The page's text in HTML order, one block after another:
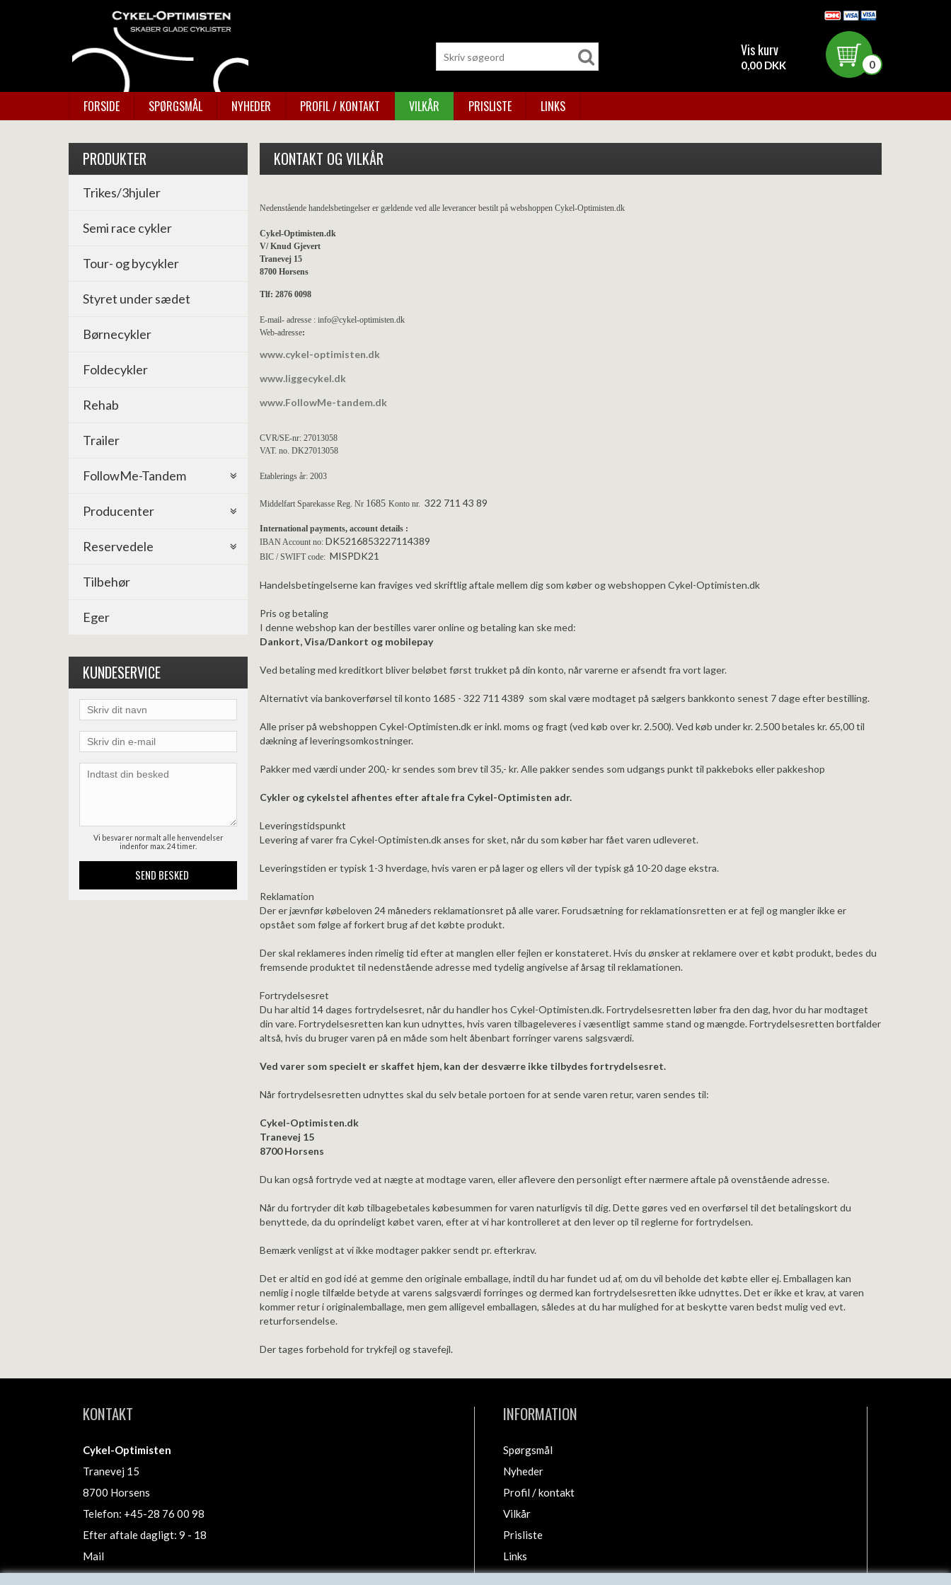
Vis kurv
0
0,00 DKK
FORSIDE SPØRGSMÅL NYHEDER PROFIL / KONTAKT VILKÅR PRISLISTE LINKS
PRODUKTER
Trikes/3hjuler
Semi race cykler
Tour- og bycykler
Styret under sædet
Børnecykler
Foldecykler
Rehab
Trailer
FollowMe-Tandem
Producenter
Reservedele
Tilbehør
Eger
KUNDESERVICE
Vi besvarer normalt alle henvendelser
indenfor max. 24 timer.
KONTAKT OG VILKÅR
Nedenstående handelsbetingelser er gældende ved alle leverancer bestilt på webshoppen Cykel-Optimisten.dk
Cykel-Optimisten.dk
V/ Knud Gjevert
Tranevej 15
8700 Horsens
Tlf: 2876 0098
E-mail- adresse : info@cykel-optimisten.dk
Web-adresse:
www.cykel-optimisten.dk
www.liggecykel.dk
www.FollowMe-tandem.dk
CVR/SE-nr: 27013058
VAT. no. DK27013058
Etablerings år: 2003
Middelfart Sparekasse Reg. Nr 1685Konto nr.322 711 43 89
International payments, account details :
IBAN Account no: DK5216853227114389
BIC /SWIFT code: MISPDK21
Handelsbetingelserne kan fraviges ved skriftlig aftale mellem dig som køber og webshoppen Cykel-Optimisten.dk
Pris og betaling
I denne webshop kan der bestilles varer online og betaling kan ske med:
Dankort, Visa/Dankort og mobilepay
Ved betaling med kreditkort bliver beløbet først trukket på din konto, når varerne er afsendt fra vort lager.
Alternativt via bankoverførsel til konto 1685 - 322 711 4389 som skal være modtaget på sælgers bankkonto senest 7 dage efter bestilling.
Alle priser på webshoppen Cykel-Optimisten.dk er inkl. moms og fragt (ved køb over kr. 2.500). Ved køb under kr. 2.500 betales kr. 65,00 til
dækning af leveringsomkostninger.
Pakker med værdi under 200,- kr sendes som brev til 35,- kr. Alle pakker sendes som udgangs punkt til pakkeboks eller pakkeshop
Cykler og cykelstel afhentes efter aftale fra Cykel-Optimisten adr.
Leveringstidspunkt
Levering af varer fra Cykel-Optimisten.dk anses for sket, når du som køber har fået varen udleveret.
Leveringstiden er typisk 1-3 hverdage, hvis varen er på lager og ellers vil der typisk gå 10-20 dage ekstra.
Reklamation
Der er jævnfør købeloven 24 måneders reklamationsret på alle varer. Forudsætning for reklamationsretten er at fejl og mangler ikke er
opstået som følge af forkert brug af det købte produkt.
Der skal reklameres inden rimelig tid efter at manglen eller fejlen er konstateret. Hvis du ønsker at reklamere over et købt produkt, bedes du
fremsende produktet til nedenstående adresse med tydelig angivelse af årsag til reklamationen.
Fortrydelsesret
Du har altid 14 dages fortrydelsesret, når du handler hos Cykel-Optimisten.dk. Fortrydelsesretten løber fra den dag, hvor du har modtaget
din vare. Fortrydelsesretten kan kun udnyttes, hvis varen tilbageleveres i væsentligt samme stand og mængde. Fortrydelsesretten bortfalder
altså, hvis du bruger varen på en måde som helt åbenbart forringer varens salgsværdi.
Ved varer som specielt er skaffet hjem, kan der desværre ikke tilbydes fortrydelsesret.
Når fortrydelsesretten udnyttes skal du selv betale portoen for at sende varen retur, varen sendes til:
Cykel-Optimisten.dk
Tranevej 15
8700 Horsens
Du kan også fortryde ved at nægte at modtage varen, eller aflevere den personligt efter nærmere aftale på ovenstående adresse.
Når du fortryder dit køb tilbagebetales købesummen for varen naturligvis til dig. Dette gøres ved en overførsel til det betalingskort du
benyttede, da du oprindeligt købet varen, efter at vi har kontrolleret at den lever op til reglerne for fortrydelsen.
Bemærk venligst at vi ikke modtager pakker sendt pr. efterkrav.
Det er altid en god idé at gemme den originale emballage, indtil du har fundet ud af, om du vil beholde det købte eller ej. Emballagen kan
nemlig i nogle tilfælde betyde at varens salgsværdi forringes og dermed kan fortrydelsesretten ikke udnyttes. Det er ikke et krav, at varen
kommer retur i originalemballage, men gem alligevel emballagen, således at du har mulighed for at beskytte varen bedst mulig ved evt.
returforsendelse.
Der tages forbehold for trykfejl og stavefejl.
KONTAKT
Cykel-Optimisten
Tranevej 15
8700 Horsens
Telefon: +45-28 76 00 98
Efter aftale dagligt: 9 - 18
Mail
Find os
INFORMATION
Spørgsmål
Nyheder
Profil / kontakt
Vilkår
Prisliste
Links